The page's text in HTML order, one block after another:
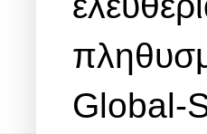
Global-